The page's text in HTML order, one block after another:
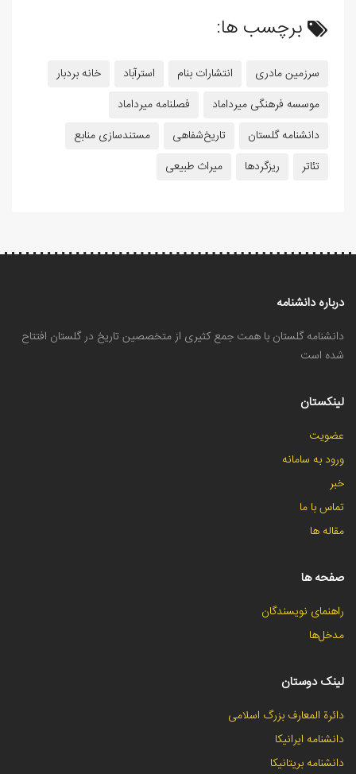
برچسب ها:
سرزمین مادری انتشارات بنام استرآباد
خانه بردبار
موسسه فرهنگی میرداماد
فصلنامه میرداماد
دانشنامه گلستان
تاریخ‌شفاهی
مستندسازی منابع
تئاتر
ریزگردها میراث طبیعی
درباره دانشنامه
دانشنامه گلستان با همت جمع کثیری از متخصصین تاریخ در گلستان افتتاح
شده است
لینکستان
عضویت
ورود به سامانه
خبر
تماس با ما
مقاله ها
صفحه ها
راهنمای نویسندگان
مدخل‌ها
لینک دوستان
دائرة المعارف بزرگ اسلامی
دانشنامه ایرانیکا
دانشنامه بریتانیکا